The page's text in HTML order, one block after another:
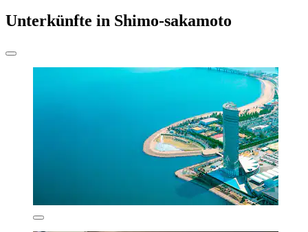
Unterkünfte in Shimo-sakamoto